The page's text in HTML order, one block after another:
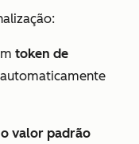
token de
o valor padrão